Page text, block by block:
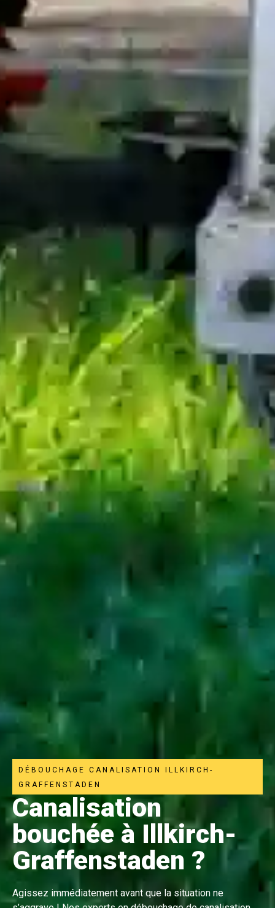
DÉBOUCHAGE CANALISATION ILLKIRCH-
GRAFFENSTADEN
Canalisation
bouchée à Illkirch-
Graffenstaden ?
Agissez immédiatement avant que la situation ne